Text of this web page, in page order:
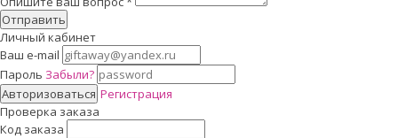
Отправить
Личный кабинет
Ваш e-mail
Пароль Забыли?
Авторизоваться Регистрация
Проверка заказа
Код заказа